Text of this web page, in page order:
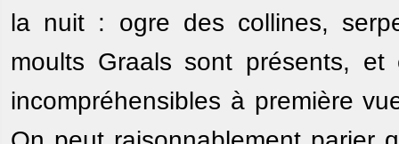
la nuit : ogre des collines,
moults Graals sont présents,
incompréhensibles à première